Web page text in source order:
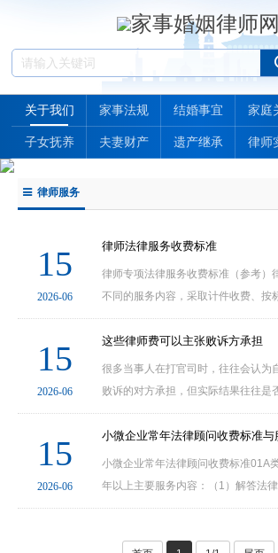
关于我们 家事法规 结婚事宜 家庭
子女抚养 夫妻财产 遗产继承 律师
律师服务
15
2026-06
律师法律服务收费标准
律师专项法律服务收费标准（参考）
不同的服务内容，采取计件收费、按
收费、风险代理收费等方式。律师服
和市场调节价。1按件收费参考01无财
15
2026-06
这些律师费可以主张败诉方承担
很多当事人在打官司时，往往会认为
败诉的对方承担，但实际结果往往是
司产生的律师费用与被告的违约、侵
间没有必然的因果关系。根据我国民事
15
2026-06
小微企业常年法律顾问收费标准与
小微企业常年法律顾问收费标准01A
年以上主要服务内容：（1）解答法
议，就重大法律事务出具法律意见书